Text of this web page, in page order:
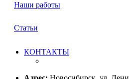
Наши работы
Статьи
КОНТАКТЫ